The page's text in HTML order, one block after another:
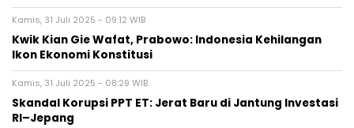
Kamis, 31 Juli 2025 - 09:12 WIB
Kwik Kian Gie Wafat, Prabowo: Indonesia Kehilangan
Ikon Ekonomi Konstitusi
Kamis, 31 Juli 2025 - 08:29 WIB
Skandal Korupsi PPT ET: Jerat Baru di Jantung Investasi
RI–Jepang